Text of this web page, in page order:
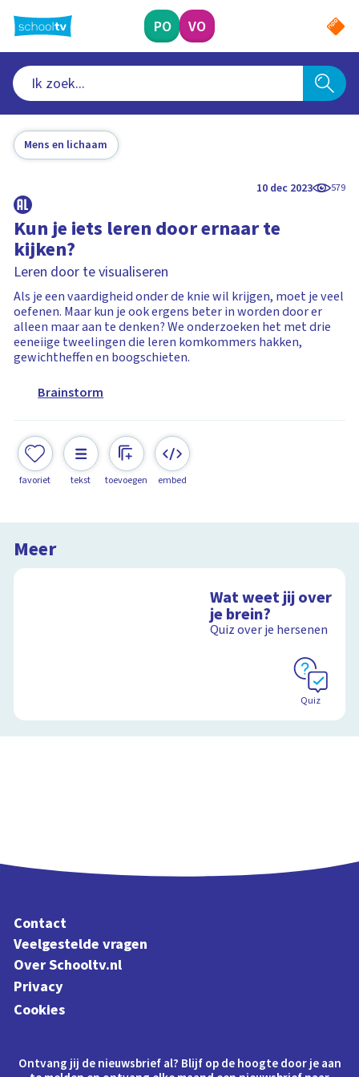
naar
hoofdinhoud
PO VO
Mens en lichaam
10 dec 2023 579
Kun je iets leren door ernaar te
kijken?
Leren door te visualiseren
Als je een vaardigheid onder de knie wil krijgen, moet je veel
oefenen. Maar kun je ook ergens beter in worden door er
alleen maar aan te denken? We onderzoeken het met drie
eeneiige tweelingen die leren komkommers hakken,
gewichtheffen en boogschieten.
Brainstorm
favoriet tekst toevoegen embed
Meer
Wat weet jij over
je brein?
Quiz over je hersenen
Quiz
Contact
Veelgestelde vragen
Over Schooltv.nl
Privacy
Cookies
Ontvang jij de nieuwsbrief al? Blijf op de hoogte door je aan